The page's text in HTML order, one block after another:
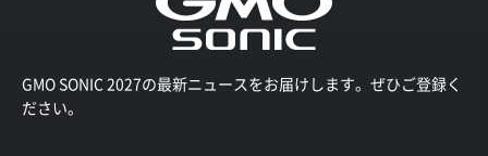
GMO SONIC 2027の最新ニュースをお届けします。ぜひご登録く
ださい。